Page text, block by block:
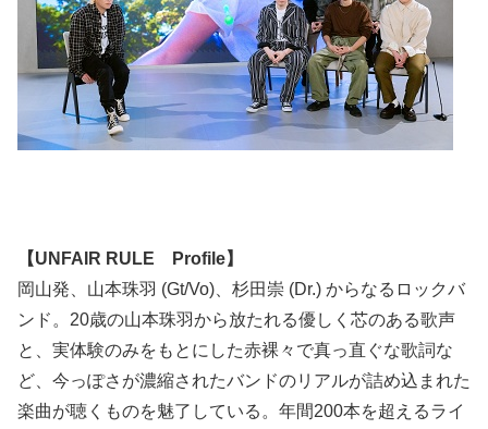
【UNFAIR RULE Profile】
岡山発、山本珠羽 (Gt/Vo)、杉田崇 (Dr.) からなるロックバ
ンド。20歳の山本珠羽から放たれる優しく芯のある歌声
と、実体験のみをもとにした赤裸々で真っ直ぐな歌詞な
ど、今っぽさが濃縮されたバンドのリアルが詰め込まれた
楽曲が聴くものを魅了している。年間200本を超えるライ